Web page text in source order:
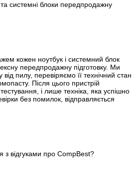
системні блоки передпродажну
кожен ноутбук і системний блок
передпродажну підготовку. Ми
пилу, перевіряємо її технічний стан
Після цього пристрій
і лише техніка, яка успішно
без помилок, відправляється
відгуками про CompBest?